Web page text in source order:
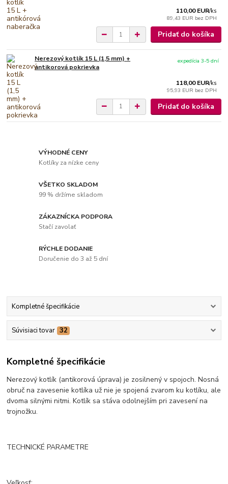
110,00 EUR/ks
89,43 EUR bez DPH
Pridať do košíka
Nerezový kotlík 15 L (1,5 mm) +
antikorová pokrievka
118,00 EUR/ks
95,93 EUR bez DPH
expedícia 3-5 dní
Pridať do košíka
VÝHODNÉ CENY
Kotlíky za nízke ceny
VŠETKO SKLADOM
99 % držíme skladom
ZÁKAZNÍCKA PODPORA
Stačí zavolať
RÝCHLE DODANIE
Doručenie do 3 až 5 dní
Kompletné špecifikácie
Súvisiaci tovar 32
Kompletné špecifikácie
Nerezový kotlík (antikorová úprava) je zosilnený v spojoch. Nosná
obruč na zavesenie kotlíka už nie je spojená zvarom ku kotlíku, ale
dvoma silnými nitmi. Kotlík sa stáva odolnejším pri zavesení na
trojnožku.
TECHNICKÉ PARAMETRE